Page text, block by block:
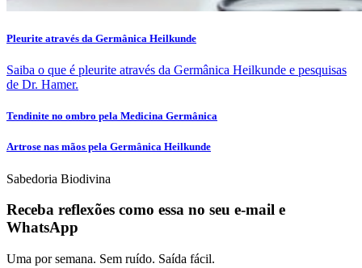
Pleurite através da Germânica Heilkunde
Saiba o que é pleurite através da Germânica Heilkunde e pesquisas
de Dr. Hamer.
Tendinite no ombro pela Medicina Germânica
Artrose nas mãos pela Germânica Heilkunde
Sabedoria Biodivina
Receba reflexões como essa no seu e-mail e
WhatsApp
Uma por semana. Sem ruído. Saída fácil.